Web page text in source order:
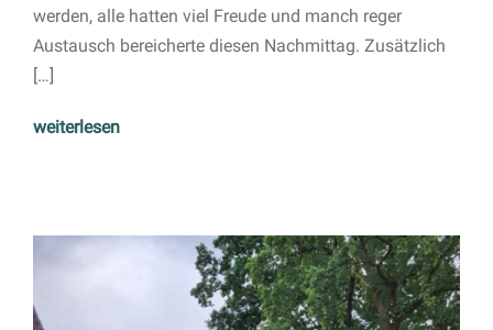
werden, alle hatten viel Freude und manch reger
Austausch bereicherte diesen Nachmittag. Zusätzlich
[…]
weiterlesen